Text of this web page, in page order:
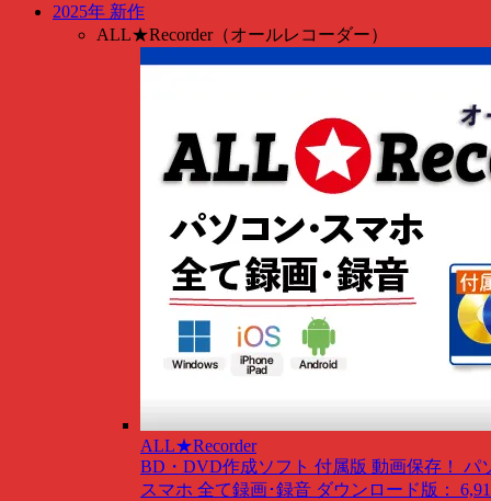
2025年 新作
ALL★Recorder（オールレコーダー）
ALL★Recorder
BD・DVD作成ソフト 付属版 動画保存！ パ
スマホ 全て録画･録音 ダウンロード版：